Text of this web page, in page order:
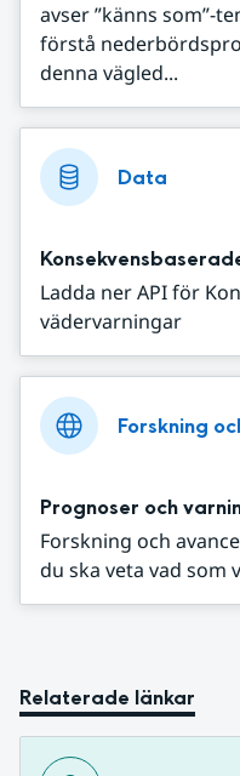
avser ”känns som”-
förstå
denna vägled...
Data
Ladda ner API för
vädervarningar
Forskning
Prognoser och
Forskning och
du ska veta vad som
Relaterade länkar